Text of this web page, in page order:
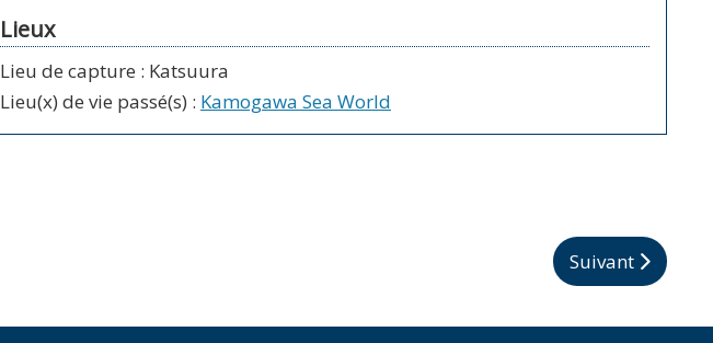
Lieux
Lieu de capture : Katsuura
Lieu(x) de vie passé(s) : Kamogawa Sea World
Article suivant :
Suivant